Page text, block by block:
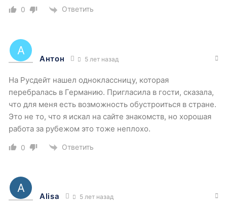
0 Ответить
Антон 5 лет назад
На Русдейт нашел одноклассницу, которая
перебралась в Германию. Пригласила в гости, сказала,
что для меня есть возможность обустроиться в стране.
Это не то, что я искал на сайте знакомств, но хорошая
работа за рубежом это тоже неплохо.
0 Ответить
Alisa 5 лет назад